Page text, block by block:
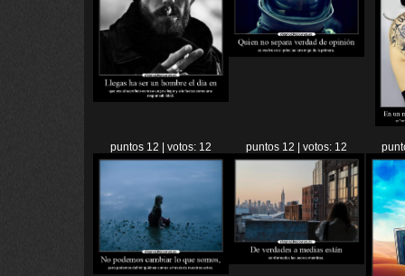
puntos 12 | votos: 12 puntos 12 | votos: 12